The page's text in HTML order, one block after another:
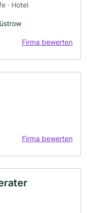
· Hotel
Firma bewerten
Firma bewerten